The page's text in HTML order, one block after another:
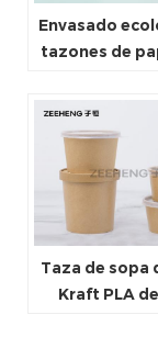
Envasado
tazones de
Taza de sopa
Kraft PLA